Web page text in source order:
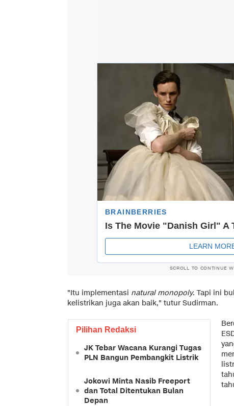
SCROLL TO CONTINUE
"Itu implementasi natural monopoly. Tapi ini
kelistrikan juga akan baik," tutur Sudirman.
Pilihan Redaksi
JK Tebar Wacana Kurangi Tugas
PLN Bangun Pembangkit Listrik
Jokowi Minta Nasib Freeport
dan Total Ditentukan Bulan
Depan